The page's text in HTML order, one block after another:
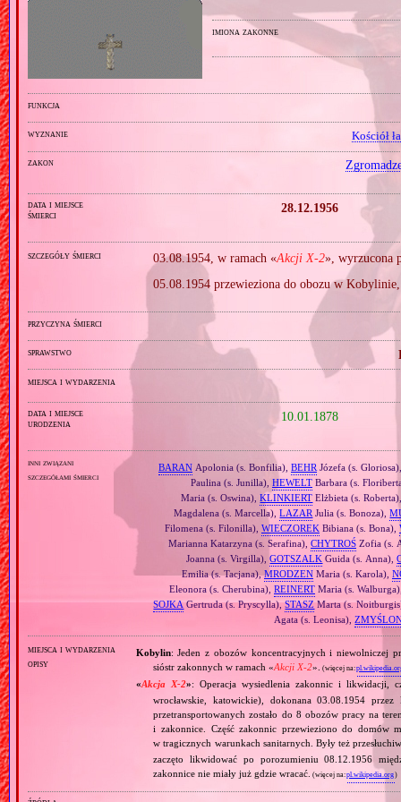
imiona zakonne
funkcja
wyznanie Kościół
zakon
data i miejsce
śmierci
28.12.1956
szczegóły śmierci 03.08.1954, w ramach «Akcji X‐2», wyrzucona
05.08.1954 przewieziona do obozu w Kobylinie,
przyczyna śmierci
sprawstwo
miejsca i wydarzenia
data i miejsce
urodzenia
10.01.1878
inni związani
szczegółami śmierci
BARANApolonia (s. Bonfilia), BEHR Józefa (s.
Paulina (s. Junilla), HEWELTBarbara (s.
Maria (s. Oswina),KLINKIERT Elżbieta (s.
Magdalena (s. Marcella),LAZAR Julia (s. Bonoza),
Filomena (s. Filonilla), WIECZOREKBibiana (s. Bona),
Marianna Katarzyna (s. Serafina), CHYTROŚZofia (s.
Joanna (s. Virgilla),GOTSZALK Guida (s. Anna),
Emilia (s. Tacjana),MRODZENMaria (s. Karola),
Eleonora (s. Cherubina), REINERTMaria (s.
SOJKAGertruda (s. Pryscylla),STASZMarta (s.
Agata (s. Leonisa),
miejsca i wydarzenia
opisy
Kobylin: Jeden z obozów koncentracyjnych i niewolniczej
sióstr zakonnych w ramach «Akcji X‐2». (więcej na:
«Akcja X‐2»: Operacja wysiedlenia zakonnic i likwidacji,
wrocławskie, katowickie), dokonana 03.08.1954
przetransportowanych zostało do 8 obozów pracy na
i zakonnice. Część zakonnic przewieziono do domów
w tragicznych warunkach sanitarnych. Były też
zaczęto likwidować po porozumieniu 08.12.1956
zakonnice nie miały już gdzie wracać. (więcej na:pl.wikipedia.org)